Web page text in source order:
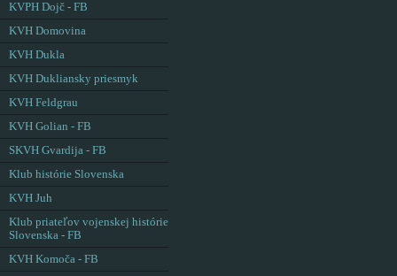
KVPH Dojč - FB
KVH Domovina
KVH Dukla
KVH Dukliansky priesmyk
KVH Feldgrau
KVH Golian - FB
SKVH Gvardija - FB
Klub histórie Slovenska
KVH Juh
Klub priateľov vojenskej histórie
Slovenska - FB
KVH Komoča - FB